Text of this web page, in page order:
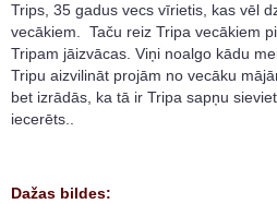
Trips, 35 gadus vecs vīrietis, kas vēl
vecākiem. Taču reiz Tripa vecākiem
Tripam jāizvācas. Viņi noalgo kādu
Tripu aizvilināt projām no vecāku
bet izrādās, ka tā ir Tripa sapņu
iecerēts..
Dažas bildes: